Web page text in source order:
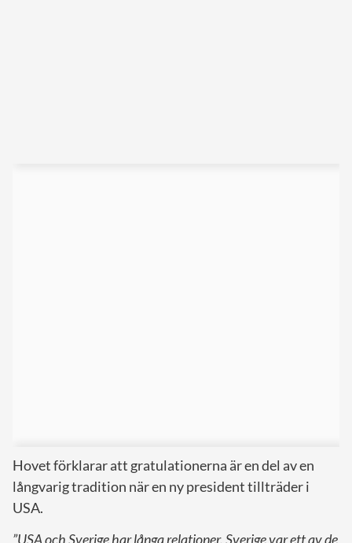
Hovet förklarar att gratulationerna är en del av en
långvarig tradition när en ny president tillträder i
USA.
”USA och Sverige har långa relationer. Sverige var ett av de